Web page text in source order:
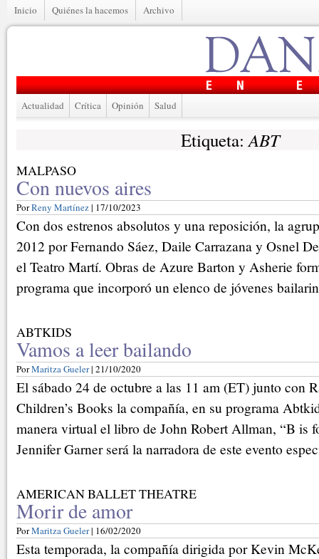
Inicio Quiénes la hacemos Archivo
Actualidad Crítica Opinión Salud
Etiqueta:ABT
MALPASO
Con nuevos aires
PorReny Martínez| 17/10/2023
Con dos estrenos absolutos y una reposición, la
2012 por Fernando Sáez, Daile Carrazana y Osnel
el Teatro Martí. Obras de Azure Barton y Asherie
programa que incorporó un elenco de jóvenes
ABTKIDS
Vamos a leer bailando
PorMaritza Gueler| 21/10/2020
El sábado 24 de octubre a las 11 am (ET) junto con
Children’s Books la compañía, en su programa
manera virtual el libro de John Robert Allman, “B is
Jennifer Garner será la narradora de este evento
AMERICAN BALLET THEATRE
Morir de amor
PorMaritza Gueler| 16/02/2020
Esta temporada, la compañía dirigida por Kevin